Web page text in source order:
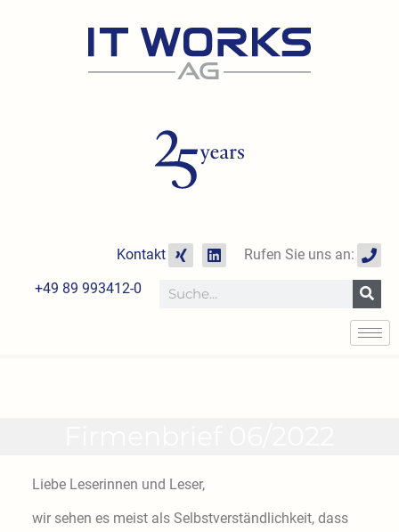
Kontakt
X
i
g
L
i
k
Rufen Sie uns an:
P
h
o
n
e
+49 89 993412-0 Suche
Liebe Leserinnen und Leser,
wir sehen es meist als Selbstverständlichkeit, dass